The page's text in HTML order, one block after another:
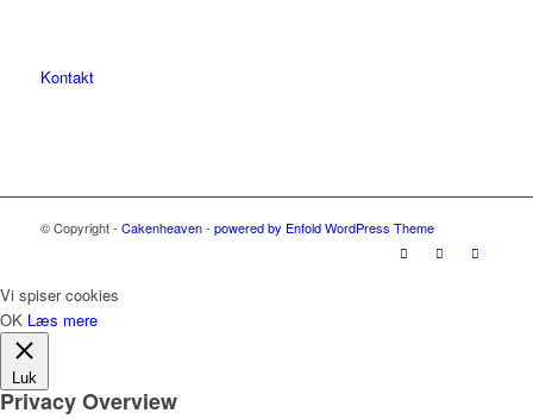
Kontakt
© Copyright - Cakenheaven- powered by Enfold WordPress Theme
Vi spiser cookies
OK Læs mere
Luk
Privacy Overview